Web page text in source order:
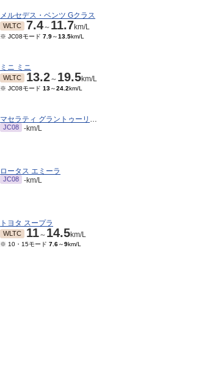
2022/05～2022/11
メルセデス・ベンツ Gクラス
WLTC 7.4～ 11.7km/L
※ JC08モード 7.9～13.5km/L
ミニ ミニ
WLTC 13.2～ 19.5km/L
※ JC08モード 13～24.2km/L
マセラティ グラントゥーリズモ
JC08 -km/L
ロータス エミーラ
JC08 -km/L
トヨタ スープラ
WLTC 11～ 14.5km/L
※ 10・15モード 7.6～9km/L